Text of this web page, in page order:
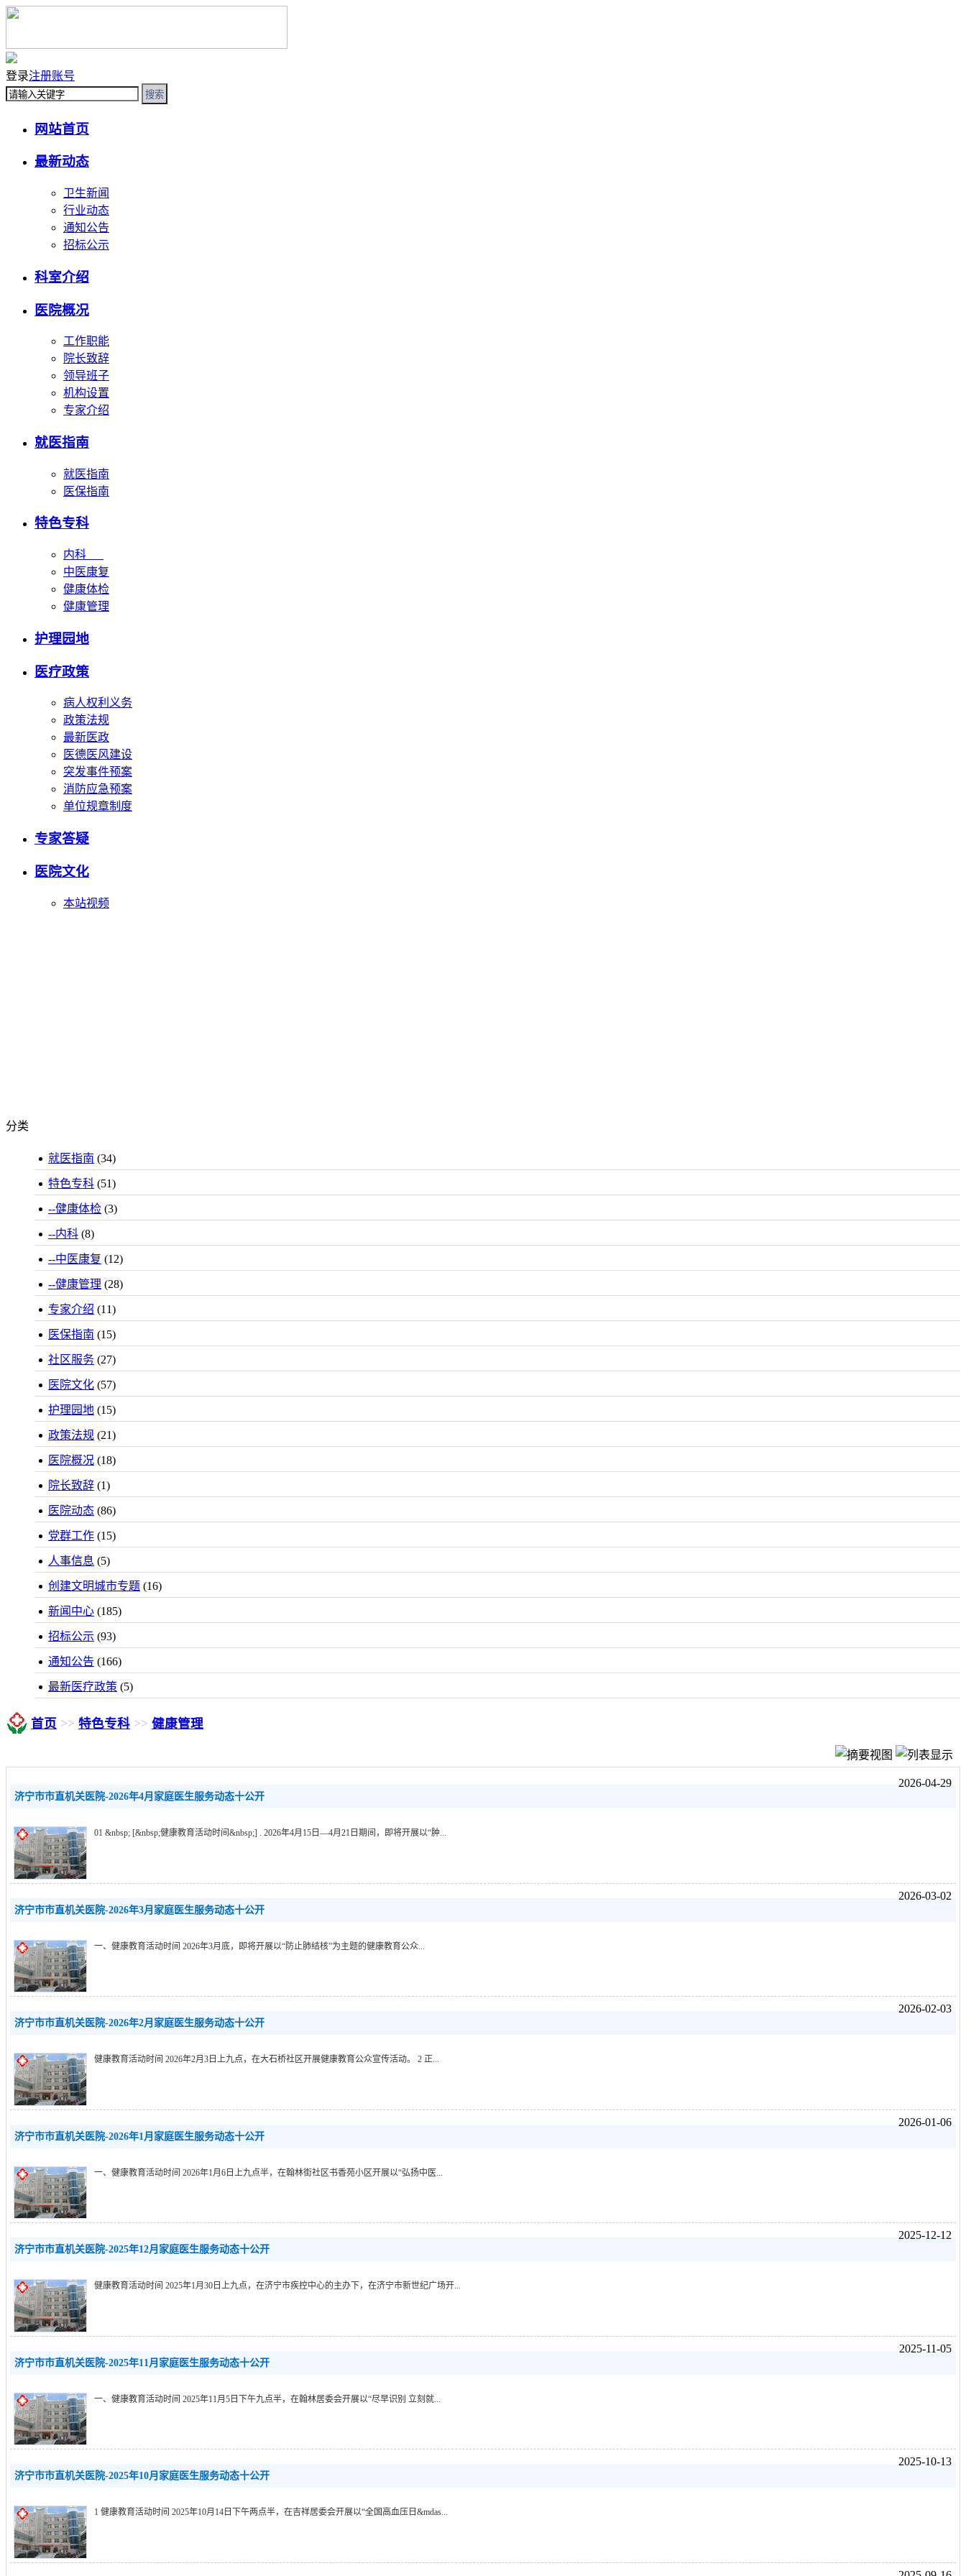
登录注册账号
搜索
网站首页
最新动态
卫生新闻
行业动态
通知公告
招标公示
科室介绍
医院概况
工作职能
院长致辞
领导班子
机构设置
专家介绍
就医指南
就医指南
医保指南
特色专科
内科
中医康复
健康体检
健康管理
护理园地
医疗政策
病人权利义务
政策法规
最新医政
医德医风建设
突发事件预案
消防应急预案
单位规章制度
专家答疑
医院文化
本站视频
分类
就医指南 (34)
特色专科 (51)
--健康体检 (3)
--内科 (8)
--中医康复 (12)
--健康管理 (28)
专家介绍 (11)
医保指南 (15)
社区服务 (27)
医院文化 (57)
护理园地 (15)
政策法规 (21)
医院概况 (18)
院长致辞 (1)
医院动态 (86)
党群工作 (15)
人事信息 (5)
创建文明城市专题 (16)
新闻中心 (185)
招标公示 (93)
通知公告 (166)
最新医疗政策 (5)
首页 >> 特色专科 >> 健康管理
2026-04-29
济宁市市直机关医院-2026年4月家庭医生服务动态十公开
01 &nbsp; [&nbsp;健康教育活动时间&nbsp;] . 2026年4月15日—4月21日期间，即将开展以“肿...
2026-03-02
济宁市市直机关医院-2026年3月家庭医生服务动态十公开
一、健康教育活动时间 2026年3月底，即将开展以“防止肺结核”为主题的健康教育公众...
2026-02-03
济宁市市直机关医院-2026年2月家庭医生服务动态十公开
健康教育活动时间 2026年2月3日上九点，在大石桥社区开展健康教育公众宣传活动。 2 正...
2026-01-06
济宁市市直机关医院-2026年1月家庭医生服务动态十公开
一、健康教育活动时间 2026年1月6日上九点半，在翰林街社区书香苑小区开展以“弘扬中医...
2025-12-12
济宁市市直机关医院-2025年12月家庭医生服务动态十公开
健康教育活动时间 2025年1月30日上九点，在济宁市疾控中心的主办下，在济宁市新世纪广场开...
2025-11-05
济宁市市直机关医院-2025年11月家庭医生服务动态十公开
一、健康教育活动时间 2025年11月5日下午九点半，在翰林居委会开展以“尽早识别 立刻就...
2025-10-13
济宁市市直机关医院-2025年10月家庭医生服务动态十公开
1 健康教育活动时间 2025年10月14日下午两点半，在吉祥居委会开展以“全国高血压日&mdas...